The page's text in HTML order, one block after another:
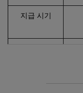
지급 시기